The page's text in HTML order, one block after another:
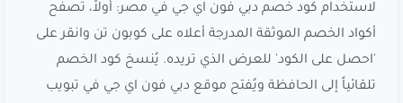
لاستخدام كود خصم دبي فون اي جي في مصر: أولاً، تصفح
أكواد الخصم الموثقة المدرجة أعلاه على كوبون تن وانقر على
'احصل على الكود' للعرض الذي تريده. يُنسخ كود الخصم
تلقائياً إلى الحافظة ويُفتح موقع دبي فون اي جي في تبويب